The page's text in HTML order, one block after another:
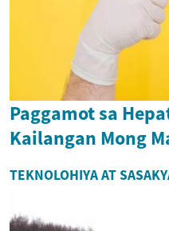
Paggamot sa
Kailangan Mong
TEKNOLOHIYA AT